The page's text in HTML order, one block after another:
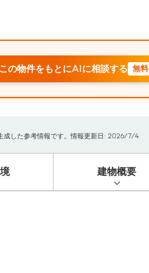
の物件をもとにAIに相談する 無料
成した参考情報です。情報更新日: 2026/7/4
建物概要